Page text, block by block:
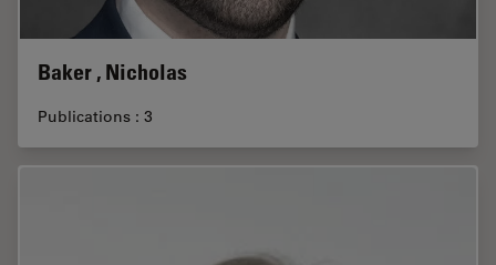
Baker , Nicholas
Publications : 3